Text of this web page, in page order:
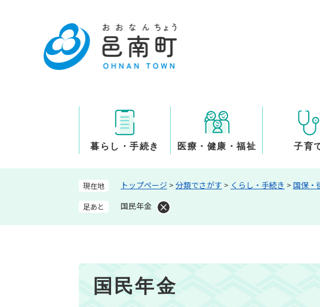
暮らし・手続き 医療・健康・福祉 子育
現在地 トップページ > 分類でさがす > くらし・手続き > 国保・
足あと 国民年金
国民年金